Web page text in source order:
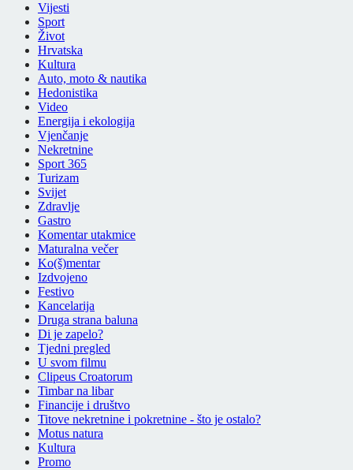
Vijesti
Sport
Život
Hrvatska
Kultura
Auto, moto & nautika
Hedonistika
Video
Energija i ekologija
Vjenčanje
Nekretnine
Sport 365
Turizam
Svijet
Zdravlje
Gastro
Komentar utakmice
Maturalna večer
Ko(š)mentar
Izdvojeno
Festivo
Kancelarija
Druga strana baluna
Di je zapelo?
Tjedni pregled
U svom filmu
Clipeus Croatorum
Timbar na libar
Financije i društvo
Titove nekretnine i pokretnine - što je ostalo?
Motus natura
Kultura
Promo